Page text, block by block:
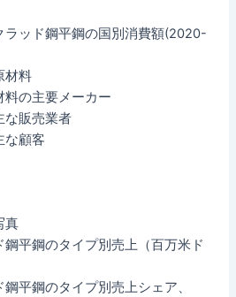
ラッド鋼平鋼の国別消費額(2020-
材料
料の主要メーカー
な販売業者
な顧客
真
鋼平鋼のタイプ別売上（百万米ド
平鋼のタイプ別売上シェア、